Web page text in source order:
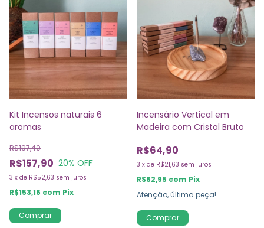
Kit Incensos naturais 6
aromas
R$157,90
R$197,40
20% OFF
3 x de R$52,63 sem juros
R$153,16 com Pix
Incensário Vertical em
Madeira com Cristal Bruto
R$64,90
3 x de R$21,63 sem juros
R$62,95 com Pix
Atenção, última peça!
Comprar